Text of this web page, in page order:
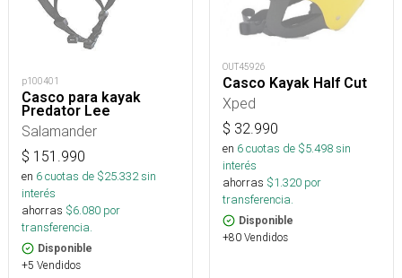
p100401
Casco para kayak
Predator Lee
Salamander
$ 151.990
en 6cuotas de $25.332sin
interés
ahorras $6.080 por
transferencia.
Disponible
+5 Vendidos
OUT45926
Casco Kayak Half Cut
Xped
$ 32.990
en 6cuotas de $5.498sin
interés
ahorras $1.320 por
transferencia.
Disponible
+80 Vendidos